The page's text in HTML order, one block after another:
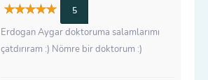
5
Erdogan Aygar doktoruma salamlarımı
çatdırıram :) Nömre bir doktorum :)